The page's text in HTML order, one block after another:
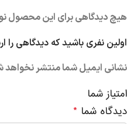
هیچ دیدگاهی برای این محصول
اولین نفری باشید که دیدگاهی را ارسال می
نشانی ایمیل شما منتشر نخواهد
امتیاز شما
دیدگاه شما *